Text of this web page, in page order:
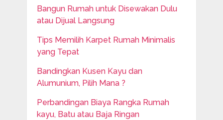
Bangun Rumah untuk Disewakan Dulu
atau Dijual Langsung
Tips Memilih Karpet Rumah Minimalis
yang Tepat
Bandingkan Kusen Kayu dan
Alumunium, Pilih Mana ?
Perbandingan Biaya Rangka Rumah
kayu, Batu atau Baja Ringan